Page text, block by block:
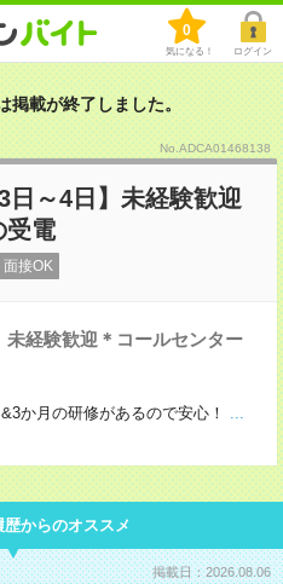
0
気になる！ ログイン
掲載が終了しました。
No.ADCA01468138
日～4日】未経験歓迎
受電
面接OK
未経験歓迎＊コールセンター
か月の研修があるので安心！
...
からのオススメ
掲載日：2026.08.06